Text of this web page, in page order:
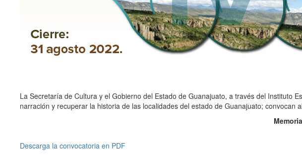
La Secretaría de Cultura y el Gobierno del Estado de Guanajuato, a través del Instituto
narración y recuperar la historia de las localidades del estado de Guanajuato; convocan al
Descarga la convocatoria en PDF